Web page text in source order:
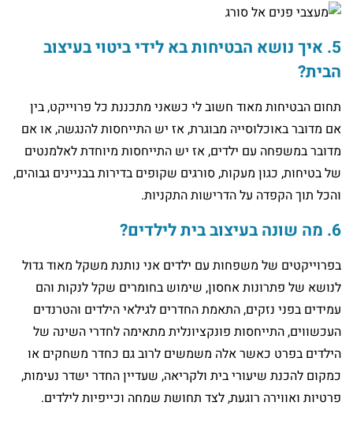
5. איך נושא הבטיחות בא לידי ביטוי בעיצוב
הבית?
תחום הבטיחות מאוד חשוב לי כשאני מתכננת כל פרוייקט, בין
אם מדובר באוכלוסייה מבוגרת, אז יש התייחסות להנגשה, או אם
מדובר במשפחה עם ילדים, אז יש התייחסות מיוחדת לאלמנטים
של בטיחות, כגון מעקות, סורגים שקופים בדירות בבניינים גבוהים,
והכל תוך הקפדה על הדרישות התקניות.
6. מה שונה בעיצוב בית לילדים?
בפרוייקטים של משפחות עם ילדים אני נותנת משקל מאוד גדול
לנושא של פתרונות אחסון, שימוש בחומרים שקל לנקות והם
עמידים בפני נזקים, התאמת החדרים לגילאי הילדים והטרנדים
העכשווים, התייחסות פונקציונלית מתאימה לחדרי השינה של
הילדים בפרט כאשר אלה משמשים לרוב גם כחדר משחקים או
כמקום להכנת שיעורי בית ולקריאה, שעדיין החדר ישדר נעימות,
פרטיות ואווירה רוגעת, לצד תחושת שמחה וכייפיות לילדים.